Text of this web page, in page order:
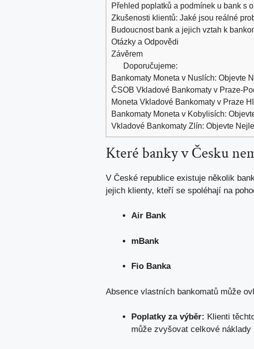
Přehled poplatků a podmínek u bank s
Zkušenosti klientů: Jaké jsou reálné
Budoucnost bank a jejich vztah k
Otázky a Odpovědi
Závěrem
Doporučujeme:
Bankomaty Moneta v Nuslích: Objevte
ČSOB Vkladové Bankomaty v Praze-
Moneta Vkladové Bankomaty v Praze
Bankomaty Moneta v Kobylisích:
Vkladové Bankomaty Zlín: Objevte
Které banky v Česku
V České republice existuje několik
jejich klienty, kteří se spoléhají na
Air Bank
mBank
Fio Banka
Absence vlastních bankomatů může
Poplatky za výběr: Klienti
může zvyšovat celkové náklady